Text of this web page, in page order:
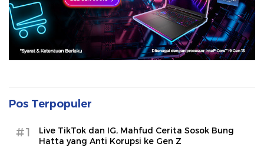
Pos Terpopuler
#1
Live TikTok dan IG, Mahfud Cerita Sosok Bung
Hatta yang Anti Korupsi ke Gen Z